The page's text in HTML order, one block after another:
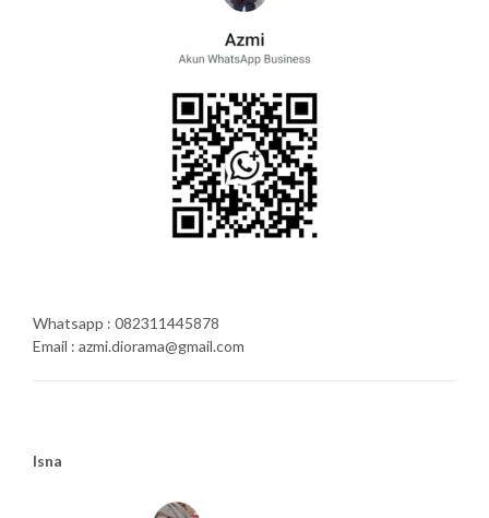
Whatsapp : 082311445878
Email : azmi.diorama@gmail.com
Isna